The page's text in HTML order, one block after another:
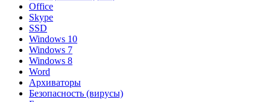
Office
Skype
SSD
Windows 10
Windows 7
Windows 8
Word
Архиваторы
Безопасность (вирусы)